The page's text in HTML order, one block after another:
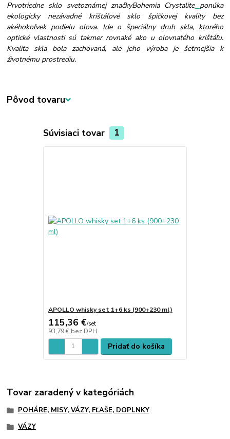
Prvotriedne sklo svetoznámej značkyBohemia Crystalite ponúka
ekologicky nezávadné krištáľové sklo špičkovej kvality bez
akéhokoľvek podielu olova. Ide o špeciálny druh skla, ktorého
optické vlastnosti sú takmer rovnaké ako u olovnatého krištáľu.
Kvalita skla bola zachovaná, ale jeho výroba je šetrnejšia k
životnému prostrediu.
Pôvod tovaru
Súvisiaci tovar 1
APOLLO whisky set 1+6 ks (900+230 ml)
115,36 €/set
93,79 € bez DPH
Pridať do košíka
Tovar zaradený v kategóriách
POHÁRE, MISY, VÁZY, FĽAŠE, DOPLNKY
VÁZY